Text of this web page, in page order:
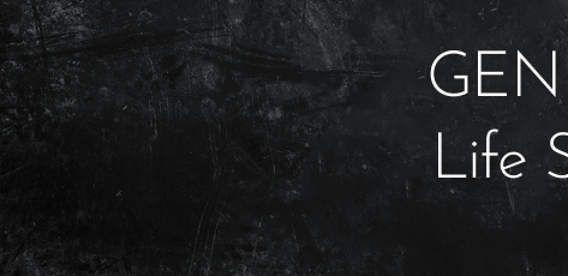
Life